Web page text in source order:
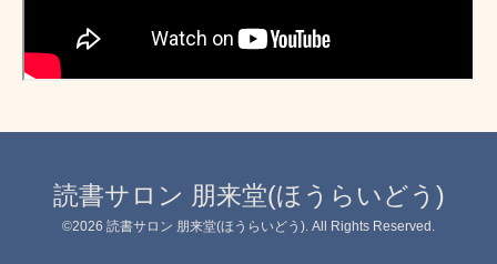
読書サロン 朋来堂(ほうらいどう)
©2026 読書サロン 朋来堂(ほうらいどう) . All Rights Reserved.